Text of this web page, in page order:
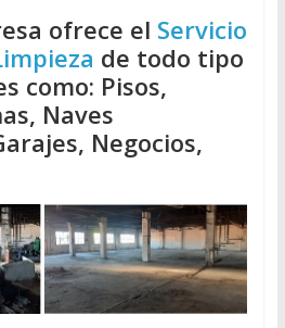
ofrece el Servicio
de todo tipo
como: Pisos,
Naves
Negocios,